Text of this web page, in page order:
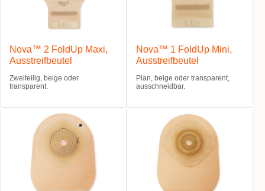
Nova™ 2 FoldUp Maxi,
Ausstreifbeutel
Zweiteilig, beige oder
transparent.
Nova™ 1 FoldUp Mini,
Ausstreifbeutel
Plan, beige oder transparent,
ausschneidbar.